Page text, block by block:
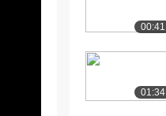
00:41
01:34